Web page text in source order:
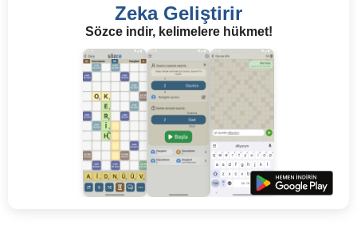
Zeka Geliştirir
Sözce indir, kelimelere hükmet!